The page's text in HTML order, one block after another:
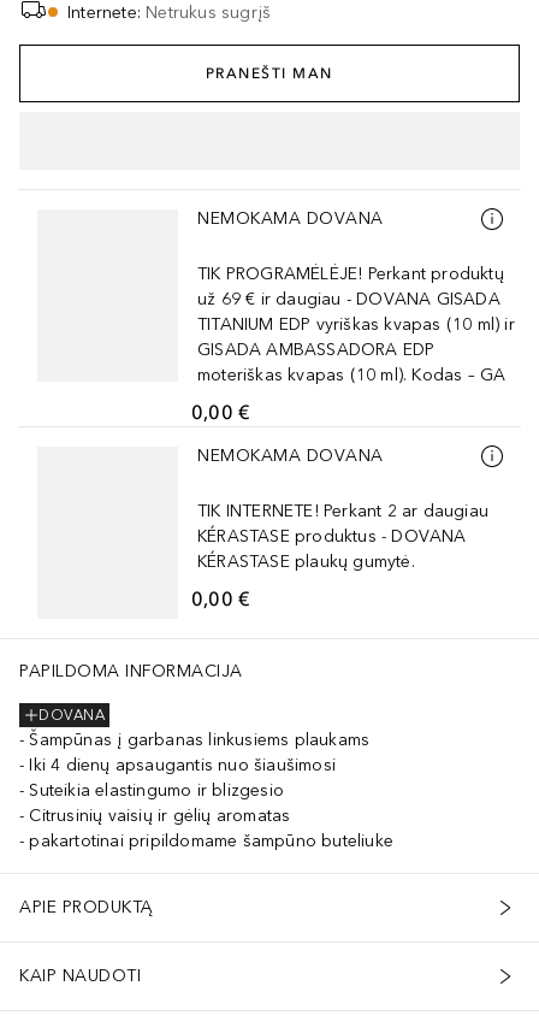
Internete: Netrukus sugrįš
PRANEŠTI MAN
Praleisti slankiklį
NEMOKAMA DOVANA
TIK PROGRAMĖLĖJE! Perkant produktų
už 69 € ir daugiau - DOVANA GISADA
TITANIUM EDP vyriškas kvapas (10 ml) ir
GISADA AMBASSADORA EDP
moteriškas kvapas (10 ml). Kodas – GA
0,00 €
Praleisti slankiklį
NEMOKAMA DOVANA
TIK INTERNETE! Perkant 2 ar daugiau
KÉRASTASE produktus - DOVANA
KÉRASTASE plaukų gumytė.
0,00 €
PAPILDOMA INFORMACIJA
DOVANA
Šampūnas į garbanas linkusiems plaukams
Iki 4 dienų apsaugantis nuo šiaušimosi
Suteikia elastingumo ir blizgesio
Citrusinių vaisių ir gėlių aromatas
pakartotinai pripildomame šampūno buteliuke
APIE PRODUKTĄ
KAIP NAUDOTI